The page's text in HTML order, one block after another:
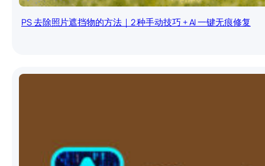
PS 去除照片遮挡物的方法｜2 种手动技巧 + AI 一键无痕修复